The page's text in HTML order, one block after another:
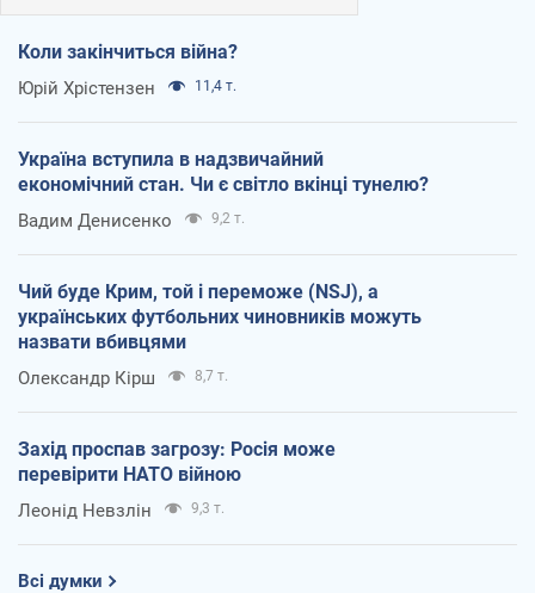
Коли закінчиться війна?
Юрій Хрістензен 11,4 т.
Україна вступила в надзвичайний
економічний стан. Чи є світло вкінці тунелю?
Вадим Денисенко 9,2 т.
Чий буде Крим, той і переможе (NSJ), а
українських футбольних чиновників можуть
назвати вбивцями
Олександр Кірш 8,7 т.
Захід проспав загрозу: Росія може
перевірити НАТО війною
Леонід Невзлін 9,3 т.
Всі думки